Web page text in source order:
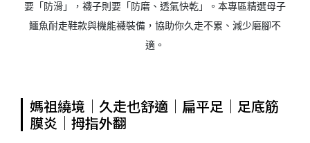
要「防滑」，襪子則要「防磨、透氣快乾」。本專區精選母子
鱷魚耐走鞋款與機能襪裝備，協助你久走不累、減少磨腳不
適。
媽祖繞境｜久走也舒適｜扁平足｜足底筋
膜炎｜拇指外翻